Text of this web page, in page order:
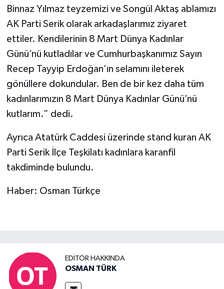
Binnaz Yılmaz teyzemizi ve Songül Aktaş ablamızı
AK Parti Serik olarak arkadaşlarımız ziyaret
ettiler. Kendilerinin 8 Mart Dünya Kadınlar
Günü’nü kutladılar ve Cumhurbaşkanımız Sayın
Recep Tayyip Erdoğan’ın selamını ileterek
gönüllere dokundular. Ben de bir kez daha tüm
kadınlarımızın 8 Mart Dünya Kadınlar Günü’nü
kutlarım.” dedi.
Ayrıca Atatürk Caddesi üzerinde stand kuran AK
Parti Serik İlçe Teşkilatı kadınlara karanfil
takdiminde bulundu.
Haber: Osman Türkçe
EDITÖR HAKKINDA
OSMAN TÜRK